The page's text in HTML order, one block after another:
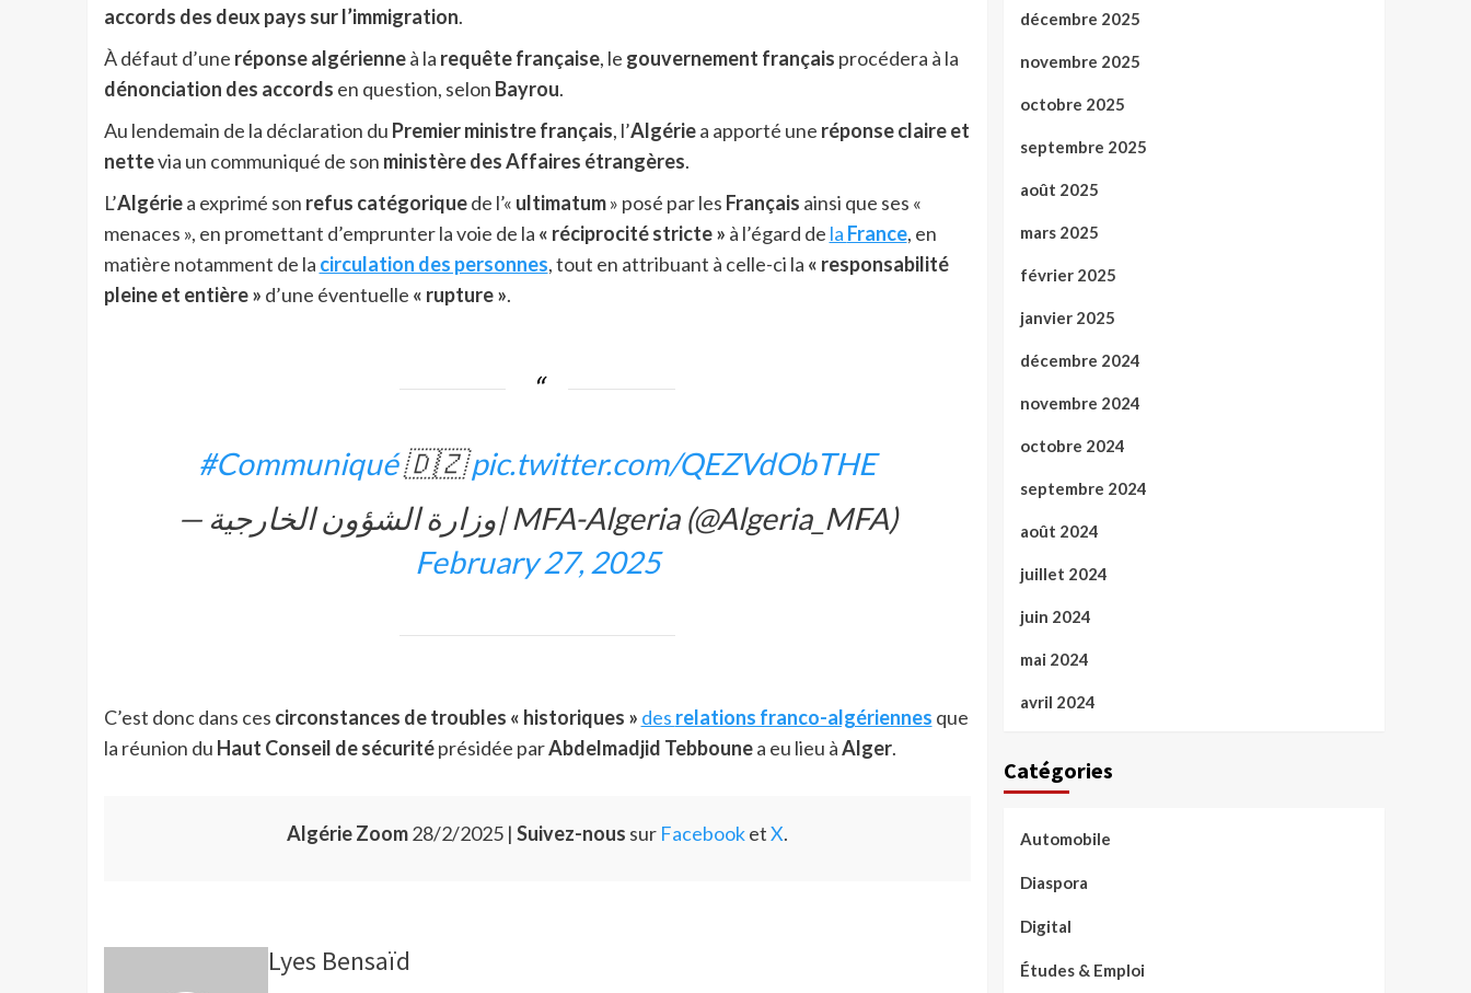
accords des deux pays sur l’immigration.
À défaut d’une réponse algérienneà la requête française, le gouvernement français procédera à la
dénonciation des accords en question, selon Bayrou.
Au lendemain de la déclaration du Premier ministre français, l’Algériea apporté une réponse claire et
nettevia un communiqué de son ministère des Affaires étrangères.
L’Algériea exprimé son refus catégoriquede l’« ultimatum» posé par les Français ainsi que ses «
menaces », en promettant d’emprunter la voie de la « réciprocité stricte » à l’égard de la France, en
matière notamment de la circulation des personnes, tout en attribuant à celle-ci la « responsabilité
pleine et entière » d’une éventuelle « rupture ».
#Communiqué🇩🇿pic.twitter.com/QEZVdObTHE
— وزارة الشؤون الخارجية| MFA-Algeria (@Algeria_MFA)
February 27, 2025
C’est donc dans ces circonstances de troubles « historiques » des relations franco-algériennes que
la réunion du Haut Conseil de sécuritéprésidée parAbdelmadjid Tebbounea eu lieu àAlger.
Algérie Zoom28/2/2025 | Suivez-nous sur FacebooketX.
Lyes Bensaïd
décembre 2025
novembre 2025
octobre 2025
septembre 2025
août 2025
mars 2025
février 2025
janvier 2025
décembre 2024
novembre 2024
octobre 2024
septembre 2024
août 2024
juillet 2024
juin 2024
mai 2024
avril 2024
Catégories
Automobile
Diaspora
Digital
Études & Emploi